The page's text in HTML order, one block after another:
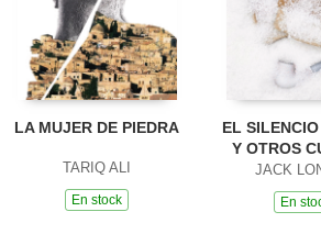
LA MUJER DE PIEDRA
TARIQ ALI
En stock
EL
Y OTROS
JACK
En